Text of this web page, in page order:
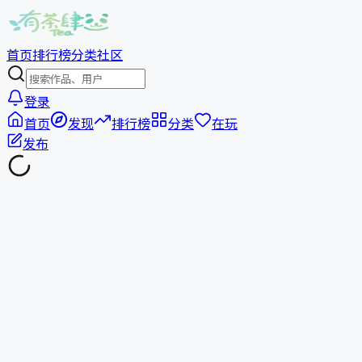
首页排行榜分类社区
登录
首页
发现 排行榜 分类
在玩
发布